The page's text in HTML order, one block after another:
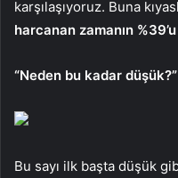
karşılaşıyoruz. Buna
harcanan zamanın
“Neden bu kadar
Bu sayı ilk başta düşük